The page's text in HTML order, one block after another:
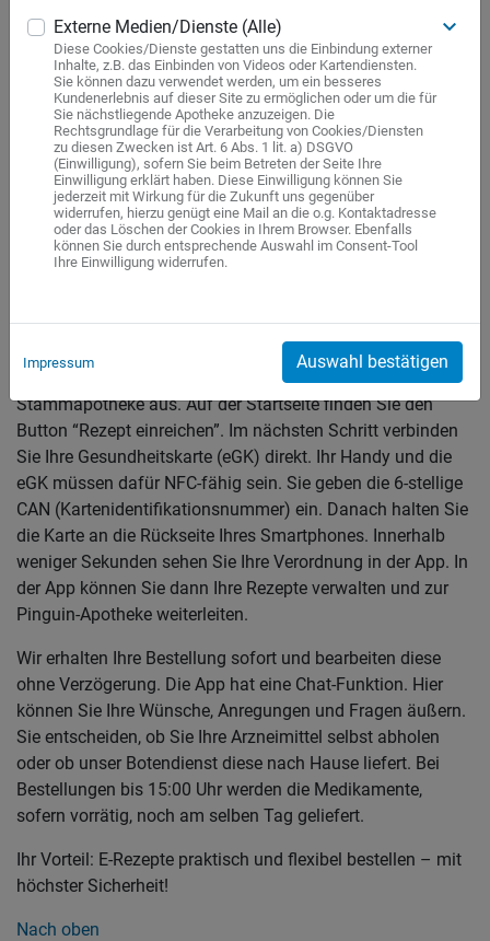
lösen Sie das E-Rezept von der Krankenkassenkarte ganz
einfach ein. Sie müssen nur die Karte an Ihr Handy halten.
Besonders praktisch: Sie können auch Rezepte von
Familienangehörigen oder anderen Personen auf diese
Weise einlösen.
Laden Sie die"gesund.de" AppimApple Appstoreoder im
Google Playstoreherunter. So verwalten Sie Ihre E-Rezepte
vollständig digital und ohne Mühe von überall aus. Endlich
haben Sie wieder eine Übersicht über Ihre Verordnungen
Die Anwendung ist sehr einfach. Wählen Sie nach dem
Herunterladen die Neptun-Apotheke als Ihre
Stammapotheke aus. Auf der Startseite finden Sie den
Button “Rezept einreichen”. Im nächsten Schritt verbinden
Sie Ihre Gesundheitskarte (eGK) direkt. Ihr Handy und die
eGK müssen dafür NFC-fähig sein. Sie geben die 6-stellige
CAN (Kartenidentifikationsnummer) ein. Danach halten Sie
die Karte an die Rückseite Ihres Smartphones. Innerhalb
weniger Sekunden sehen Sie Ihre Verordnung in der App. In
der App können Sie dann Ihre Rezepte verwalten und zur
Pinguin-Apotheke weiterleiten.
Wir erhalten Ihre Bestellung sofort und bearbeiten diese
ohne Verzögerung. Die App hat eine Chat-Funktion. Hier
können Sie Ihre Wünsche, Anregungen und Fragen äußern.
Sie entscheiden, ob Sie Ihre Arzneimittel selbst abholen
oder ob unser Botendienst diese nach Hause liefert. Bei
Bestellungen bis 15:00 Uhr werden die Medikamente,
sofern vorrätig, noch am selben Tag geliefert.
Ihr Vorteil: E-Rezepte praktisch und flexibel bestellen – mit
höchster Sicherheit!
Nach oben
Externe Medien/Dienste (Alle) keyboard_arrow_down
Diese Cookies/Dienste gestatten uns die Einbindung externer
Inhalte, z.B. das Einbinden von Videos oder Kartendiensten.
Sie können dazu verwendet werden, um ein besseres
Kundenerlebnis auf dieser Site zu ermöglichen oder um die für
Sie nächstliegende Apotheke anzuzeigen. Die
Rechtsgrundlage für die Verarbeitung von Cookies/Diensten
zu diesen Zwecken ist Art. 6 Abs. 1 lit. a) DSGVO
(Einwilligung), sofern Sie beim Betreten der Seite Ihre
Einwilligung erklärt haben. Diese Einwilligung können Sie
jederzeit mit Wirkung für die Zukunft uns gegenüber
widerrufen, hierzu genügt eine Mail an die o.g. Kontaktadresse
oder das Löschen der Cookies in Ihrem Browser. Ebenfalls
können Sie durch entsprechende Auswahl im Consent-Tool
Ihre Einwilligung widerrufen.
Impressum Auswahl bestätigen